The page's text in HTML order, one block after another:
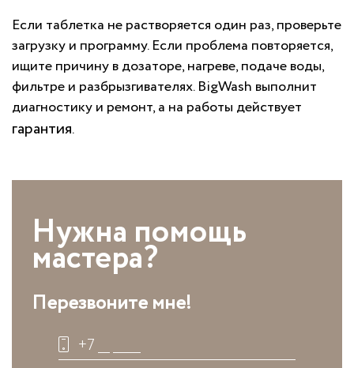
Если таблетка не растворяется один раз, проверьте
загрузку и программу. Если проблема повторяется,
ищите причину в дозаторе, нагреве, подаче воды,
фильтре и разбрызгивателях. BigWash выполнит
диагностику и ремонт, а на работы действует
гарантия.
Нужна помощь
мастера?
Перезвоните мне!